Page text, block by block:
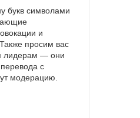
букв символами
и
просим вас
лидерам — они
с
модерацию.